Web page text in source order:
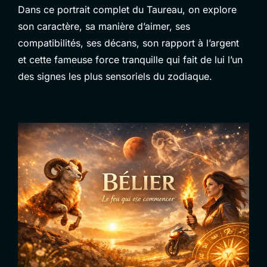
Dans ce portrait complet du Taureau, on explore
son caractère, sa manière d’aimer, ses
compatibilités, ses décans, son rapport à l’argent
et cette fameuse force tranquille qui fait de lui l’un
des signes les plus sensoriels du zodiaque.